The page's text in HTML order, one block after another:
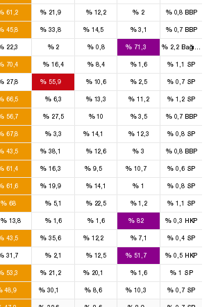
61,2 % 21,9 %12,2 % 2 %0,8BBP
45,8 % 33,8 %14,5 %3,1 %0,7BBP
22,3 %2 % 0,8 % 71,3 % 2,2
70,4 % 16,4 % 8,4 %1,6 % 1,1 SP
27,8 % 55,9 %10,6 %2,5 % 0,7 SP
66,5 %6,3 %13,3 % 11,2 % 1,2 SP
56,7 % 27,5 %10 %3,5 %0,7BBP
67,8 %3,3 %14,1 % 12,3 % 0,8 SP
43,5 % 38,1 %12,6 % 3 %0,8BBP
61,4 % 16,3 % 9,5 % 10,7 % 0,6 SP
61,6 % 19,9 %14,1 % 1 % 0,8 SP
%68 %5,1 %22,5 %1,2 % 1,1 SP
%13,8 %1,6 % 1,6 % 82 % 0,3 HKP
43,5 % 35,6 %12,2 %7,1 % 0,4 SP
31,7 %2,1 %12,5 % 51,7 % 0,5 HKP
53,3 % 21,2 %20,1 %1,6 %1 SP
48,9 %30,1 % 8,6 % 10,3 % 0,7 SP